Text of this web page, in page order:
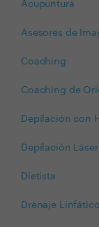
Acupuntura
Asesores de
Coaching
Coaching de
Depilación con
Depilación Láser
Dietista
Drenaje Linfático